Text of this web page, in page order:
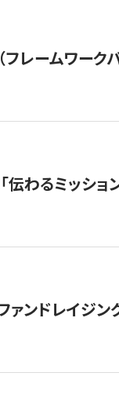
レームワーク
「伝わるミッ
ァンドレイジ